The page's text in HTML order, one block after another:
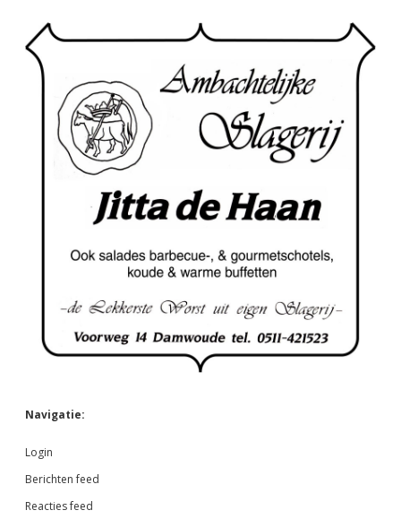
Navigatie:
Login
Berichten feed
Reacties feed